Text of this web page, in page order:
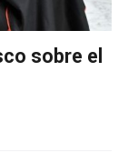
sobre el